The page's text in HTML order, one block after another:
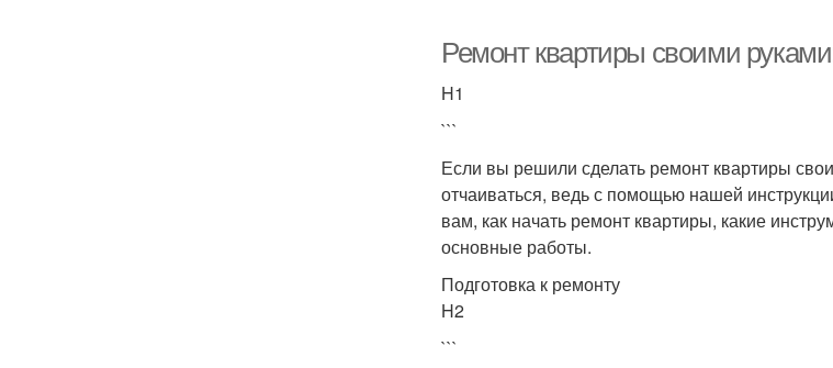
Ремонт квартиры своими
H1
```
Если вы решили сделать ремонт квартиры
отчаиваться, ведь с помощью нашей
вам, как начать ремонт квартиры, какие
основные работы.
Подготовка к ремонту
H2
```